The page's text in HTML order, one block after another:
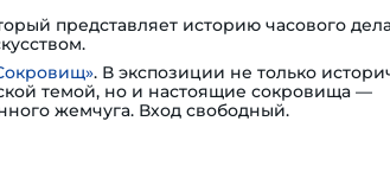
представляет историю часового
. В экспозиции не только
темой, но и настоящие сокровища —
жемчуга. Вход свободный.